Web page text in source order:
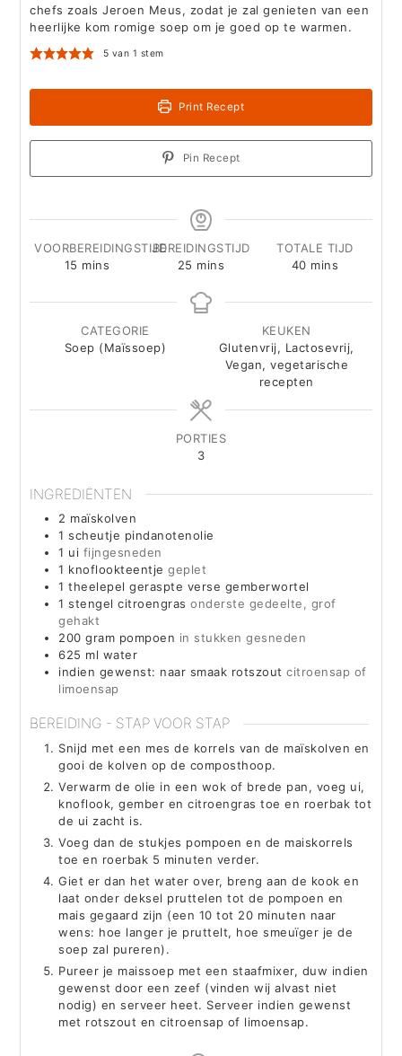
chefs zoals Jeroen Meus, zodat je zal genieten van een
heerlijke kom romige soep om je goed op te warmen.
5 van 1 stem
Print Recept
Pin Recept
VOORBEREIDINGSTIJD
15 minutes
mins
BEREIDINGSTIJD
25 minutes
mins
TOTALE TIJD
40minutes
mins
CATEGORIE
Soep (Maïssoep)
KEUKEN
Glutenvrij, Lactosevrij,
Vegan, vegetarische
recepten
PORTIES
3
INGREDIËNTEN
2 maïskolven
1 scheutje pindanotenolie
1 ui fijngesneden
1 knoflookteentje geplet
1 theelepel geraspte verse gemberwortel
1 stengel citroengras onderste gedeelte, grof
gehakt
200 gram pompoen in stukken gesneden
625 ml water
indien gewenst: naar smaak rotszout citroensap of
limoensap
BEREIDING - STAP VOOR STAP
Snijd met een mes de korrels van de maïskolven en
gooi de kolven op de composthoop.
Verwarm de olie in een wok of brede pan, voeg ui,
knoflook, gember en citroengras toe en roerbak tot
de ui zacht is.
Voeg dan de stukjes pompoen en de maiskorrels
toe en roerbak 5 minuten verder.
Giet er dan het water over, breng aan de kook en
laat onder deksel pruttelen tot de pompoen en
mais gegaard zijn (een 10 tot 20 minuten naar
wens: hoe langer je pruttelt, hoe smeuïger je de
soep zal pureren).
Pureer je maissoep met een staafmixer, duw indien
gewenst door een zeef (vinden wij alvast niet
nodig) en serveer heet. Serveer indien gewenst
met rotszout en citroensap of limoensap.